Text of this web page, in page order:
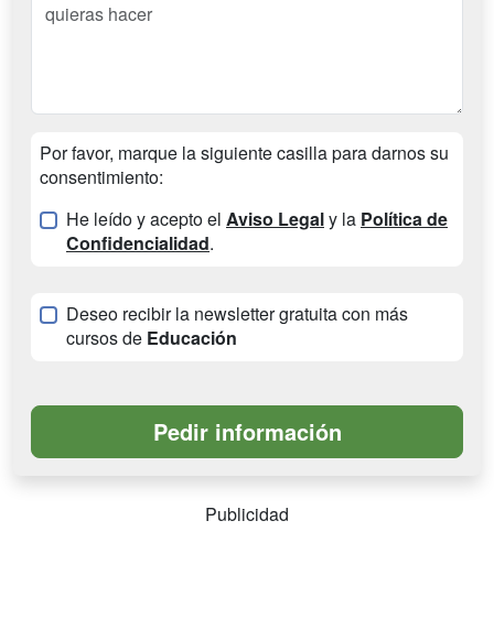
Por favor, marque la siguiente casilla para darnos su
consentimiento:
He leído y acepto el Aviso Legaly la Política de
Confidencialidad.
Deseo recibir la newsletter gratuita con más
cursos de Educación
Publicidad